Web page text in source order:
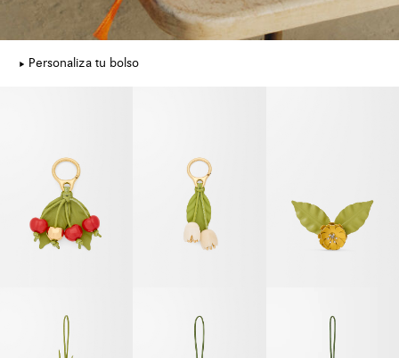
Personaliza tu bolso